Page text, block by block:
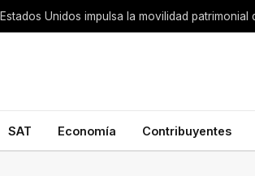
SAT Economía Contribuyentes